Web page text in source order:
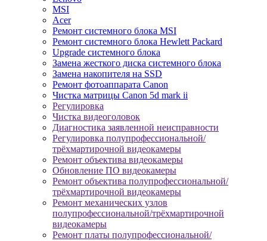
MSI
Acer
Ремонт системного блока MSI
Ремонт системного блока Hewlett Packard
Upgrade системного блока
Замена жесткого диска системного блока
Замена накопителя на SSD
Ремонт фотоаппарата Canon
Чистка матрицы Canon 5d mark ii
Регулировка
Чистка видеоголовок
Диагностика заявленной неисправности
Регулировка полупрофессиональной/
трёхмартирочной видеокамеры
Ремонт объектива видеокамеры
Обновление ПО видеокамеры
Ремонт объектива полупрофессиональной/
трёхмартирочной видеокамеры
Ремонт механических узлов
полупрофессиональной/трёхмартирочной
видеокамеры
Ремонт платы полупрофессиональной/